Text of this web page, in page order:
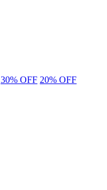
30% OFF 20% OFF